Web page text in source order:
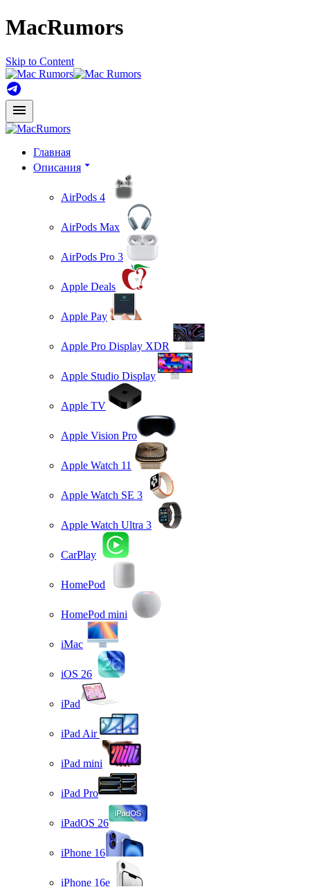
MacRumors
Skip to Content
Главная
Описания
AirPods 4
AirPods Max
AirPods Pro 3
Apple Deals
Apple Pay
Apple Pro Display XDR
Apple Studio Display
Apple TV
Apple Vision Pro
Apple Watch 11
Apple Watch SE 3
Apple Watch Ultra 3
CarPlay
HomePod
HomePod mini
iMac
iOS 26
iPad
iPad Air
iPad mini
iPad Pro
iPadOS 26
iPhone 16
iPhone 16e